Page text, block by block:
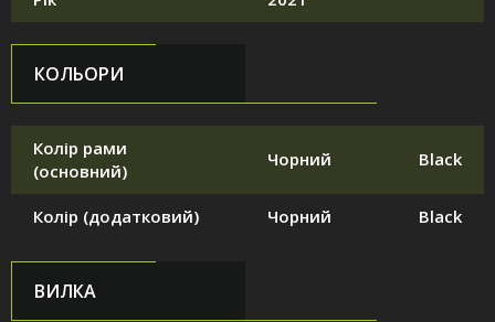
КОЛЬОРИ
Колір рами
(основний)
Чорний Black
Колір (додатковий) Чорний Black
ВИЛКА